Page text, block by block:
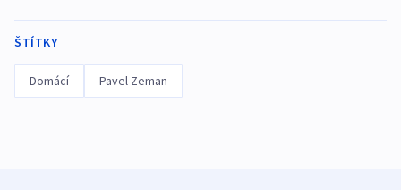
ŠTÍTKY
Domácí Pavel Zeman